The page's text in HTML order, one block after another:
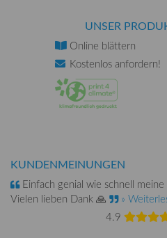
UNSER
Online blättern
Kostenlos anfordern!
KUNDENMEINUNGEN
Einfach genial wie schnell
Vielen lieben Dank 🙏
»
4.9